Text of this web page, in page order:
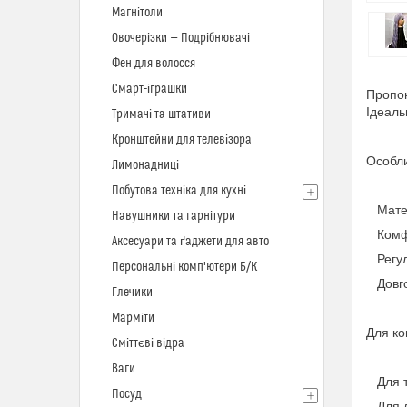
Для
Для
Магнітоли
Овочерізки — Подрібнювачі
Фен для волосся
Смарт-іграшки
Тримачі та штативи
Кронштейни для телевізора
Лимонадниці
Побутова техніка для кухні
Навушники та гарнітури
Аксесуари та ґаджети для авто
Персональні комп'ютери Б/К
Глечики
Марміти
Сміттєві відра
Ваги
Посуд